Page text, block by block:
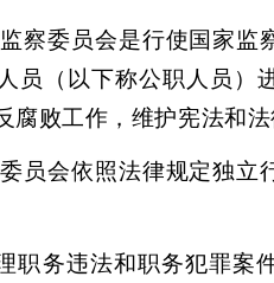
察委员会是行使国家监
员（以下称公职人员）
腐败工作，维护宪法和法
员会依照法律规定独立
职务违法和职务犯罪案